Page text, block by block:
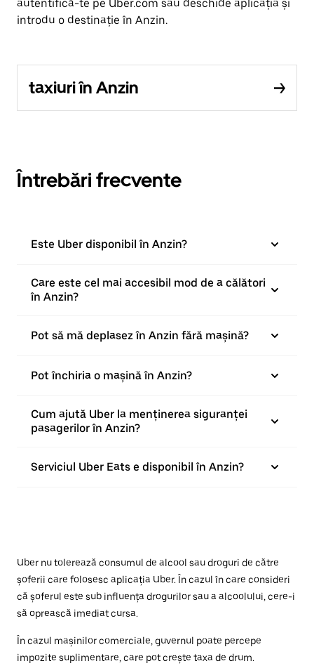
autentifică-te pe Uber.com sau deschide aplicația și
introdu o destinație în Anzin.
taxiuri în Anzin
Întrebări frecvente
Este Uber disponibil în Anzin?
Care este cel mai accesibil mod de a călători
în Anzin?
Pot să mă deplasez în Anzin fără mașină?
Pot închiria o mașină în Anzin?
Cum ajută Uber la menținerea siguranței
pasagerilor în Anzin?
Serviciul Uber Eats e disponibil în Anzin?
Uber nu tolerează consumul de alcool sau droguri de către
șoferii care folosesc aplicația Uber. În cazul în care consideri
că șoferul este sub influența drogurilor sau a alcoolului, cere-i
să oprească imediat cursa.
În cazul mașinilor comerciale, guvernul poate percepe
impozite suplimentare, care pot crește taxa de drum.